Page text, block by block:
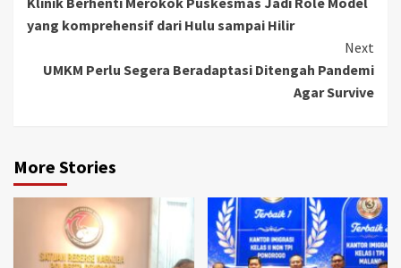
Reading
yang komprehensif dari Hulu sampai Hilir
Next
UMKM Perlu Segera Beradaptasi Ditengah Pandemi
Agar Survive
More Stories